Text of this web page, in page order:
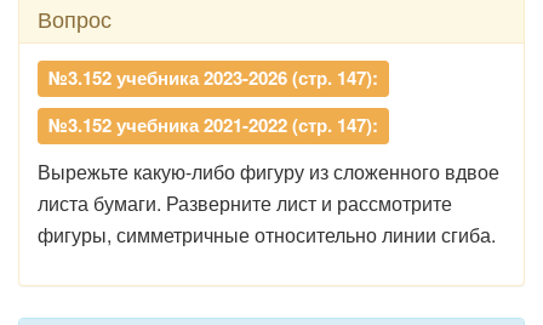
Вопрос
№3.152 учебника 2023-2026 (стр. 147):
№3.152 учебника 2021-2022 (стр. 147):
Вырежьте какую-либо фигуру из сложенного вдвое
листа бумаги. Разверните лист и рассмотрите
фигуры, симметричные относительно линии сгиба.